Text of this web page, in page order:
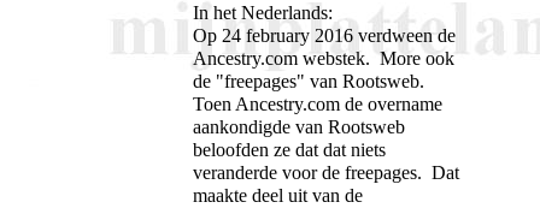
In het Nederlands:
Op 24 february 2016 verdween de
Ancestry.com webstek. More ook
de "freepages" van Rootsweb.
Toen Ancestry.com de overname
aankondigde van Rootsweb
beloofden ze dat dat niets
veranderde voor de freepages. Dat
maakte deel uit van de